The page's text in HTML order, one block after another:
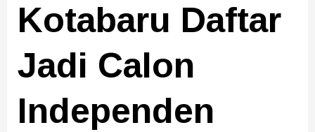
Kotabaru Daftar
Jadi Calon
Independen